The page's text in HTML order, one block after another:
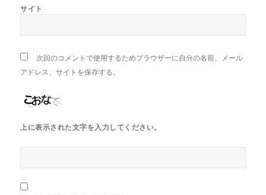
サイト
次回のコメントで使用するためブラウザーに自分の名前、メール
アドレス、サイトを保存する。
上に表示された文字を入力してください。